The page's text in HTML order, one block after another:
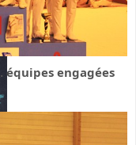
équipes engagées